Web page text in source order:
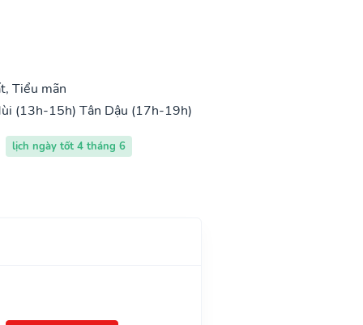
Tiểu mãn
(13h-15h) Tân Dậu (17h-19h)
lịch ngày tốt 4 tháng 6